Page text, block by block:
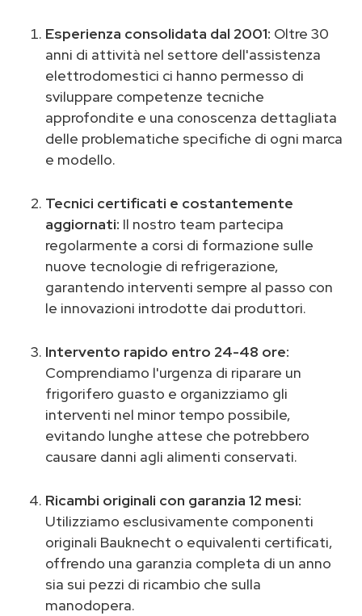
Esperienza consolidata dal 2001: Oltre 30
anni di attività nel settore dell'assistenza
elettrodomestici ci hanno permesso di
sviluppare competenze tecniche
approfondite e una conoscenza dettagliata
delle problematiche specifiche di ogni marca
e modello.
Tecnici certificati e costantemente
aggiornati: Il nostro team partecipa
regolarmente a corsi di formazione sulle
nuove tecnologie di refrigerazione,
garantendo interventi sempre al passo con
le innovazioni introdotte dai produttori.
Intervento rapido entro 24-48 ore:
Comprendiamo l'urgenza di riparare un
frigorifero guasto e organizziamo gli
interventi nel minor tempo possibile,
evitando lunghe attese che potrebbero
causare danni agli alimenti conservati.
Ricambi originali con garanzia 12 mesi:
Utilizziamo esclusivamente componenti
originali Bauknecht o equivalenti certificati,
offrendo una garanzia completa di un anno
sia sui pezzi di ricambio che sulla
manodopera.